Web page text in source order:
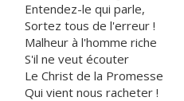
Entendez-le qui parle,
Sortez tous de l'erreur !
Malheur à l'homme riche
S'il ne veut écouter
Le Christ de la Promesse
Qui vient nous racheter !